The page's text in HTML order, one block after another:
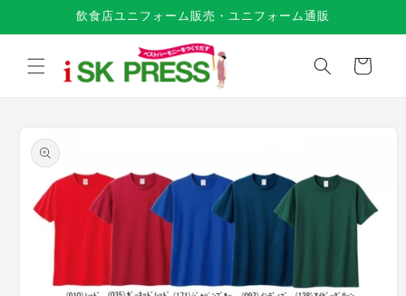
進む
飲食店ユニフォーム販売・ユニフォーム通販
ー
報にス
キップ